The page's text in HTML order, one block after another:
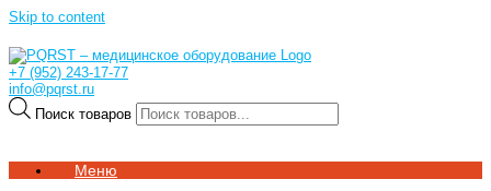
Skip to content
+7 (952) 243-17-77
info@pqrst.ru
Поиск товаров
Меню